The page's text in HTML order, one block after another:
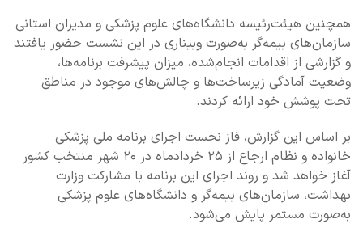
همچنین هیئت‌رئیسه دانشگاه‌های علوم پزشکی و مدیران استانی
سازمان‌های بیمه‌گر به‌صورت وبیناری در این نشست حضور یافتند
و گزارشی از اقدامات انجام‌شده، میزان پیشرفت برنامه‌ها،
وضعیت آمادگی زیرساخت‌ها و چالش‌های موجود در مناطق
تحت پوشش خود ارائه کردند.
بر اساس این گزارش، فاز نخست اجرای برنامه ملی پزشکی
خانواده و نظام ارجاع از ۲۵ خردادماه در ۲۰ شهر منتخب کشور
آغاز خواهد شد و روند اجرای این برنامه با مشارکت وزارت
بهداشت، سازمان‌های بیمه‌گر و دانشگاه‌های علوم پزشکی
به‌صورت مستمر پایش می‌شود.